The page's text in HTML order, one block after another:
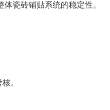
瓷砖铺贴系统的稳定性。
。